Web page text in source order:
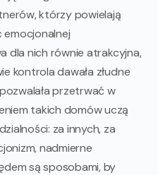
którzy powielają
dla nich równie atrakcyjna,
kontrola dawała złudne
przetrwać w
takich domów uczą
za innych, za
nadmierne
są sposobami, by